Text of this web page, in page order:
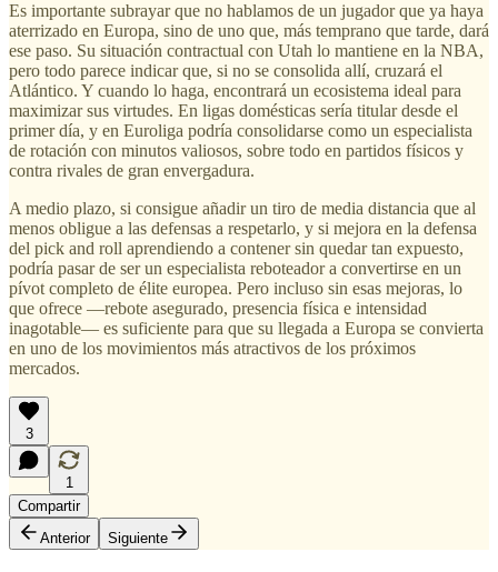
Es importante subrayar que no hablamos de un jugador que ya haya
aterrizado en Europa, sino de uno que, más temprano que tarde, dará
ese paso. Su situación contractual con Utah lo mantiene en la NBA,
pero todo parece indicar que, si no se consolida allí, cruzará el
Atlántico. Y cuando lo haga, encontrará un ecosistema ideal para
maximizar sus virtudes. En ligas domésticas sería titular desde el
primer día, y en Euroliga podría consolidarse como un especialista
de rotación con minutos valiosos, sobre todo en partidos físicos y
contra rivales de gran envergadura.
A medio plazo, si consigue añadir un tiro de media distancia que al
menos obligue a las defensas a respetarlo, y si mejora en la defensa
del pick and roll aprendiendo a contener sin quedar tan expuesto,
podría pasar de ser un especialista reboteador a convertirse en un
pívot completo de élite europea. Pero incluso sin esas mejoras, lo
que ofrece —rebote asegurado, presencia física e intensidad
inagotable— es suficiente para que su llegada a Europa se convierta
en uno de los movimientos más atractivos de los próximos
mercados.
3
1
Compartir
Anterior
Siguiente